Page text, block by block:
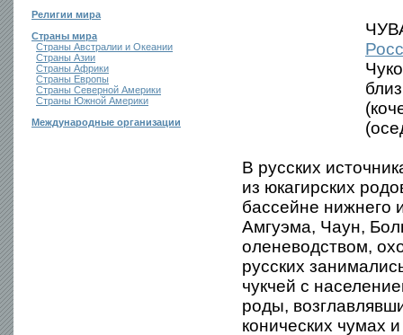
Религии мира
Страны мира
Страны Австралии и Океании
Страны Азии
Страны Африки
Страны Европы
Страны Северной Америки
Страны Южной Америки
Международные организации
В русских
из юкагирских
бассейне нижнего
Амгуэма, Чаун,
оленеводством,
русских
чукчей с
роды,
конических чумах